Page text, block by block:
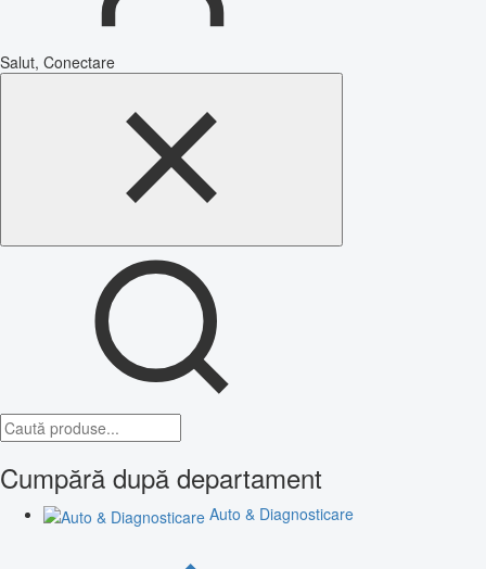
Salut, Conectare
Cumpără după departament
Auto & Diagnosticare